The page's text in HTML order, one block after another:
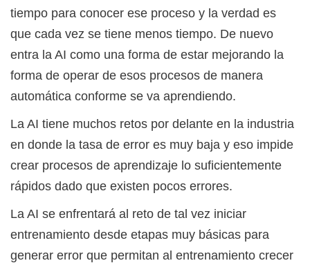
tiempo para conocer ese proceso y la verdad es
que cada vez se tiene menos tiempo. De nuevo
entra la AI como una forma de estar mejorando la
forma de operar de esos procesos de manera
automática conforme se va aprendiendo.
La AI tiene muchos retos por delante en la industria
en donde la tasa de error es muy baja y eso impide
crear procesos de aprendizaje lo suficientemente
rápidos dado que existen pocos errores.
La AI se enfrentará al reto de tal vez iniciar
entrenamiento desde etapas muy básicas para
generar error que permitan al entrenamiento crecer